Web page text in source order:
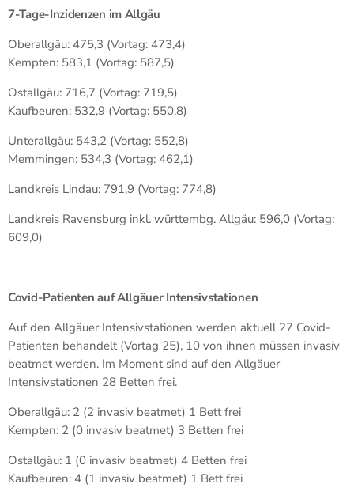
7-Tage-Inzidenzen im Allgäu
Oberallgäu: 475,3 (Vortag: 473,4)
Kempten: 583,1 (Vortag: 587,5)
Ostallgäu: 716,7 (Vortag: 719,5)
Kaufbeuren: 532,9 (Vortag: 550,8)
Unterallgäu: 543,2 (Vortag: 552,8)
Memmingen: 534,3 (Vortag: 462,1)
Landkreis Lindau: 791,9 (Vortag: 774,8)
Landkreis Ravensburg inkl. württembg. Allgäu: 596,0 (Vortag:
609,0)
Covid-Patienten auf Allgäuer Intensivstationen
Auf den Allgäuer Intensivstationen werden aktuell 27 Covid-
Patienten behandelt (Vortag 25), 10 von ihnen müssen invasiv
beatmet werden. Im Moment sind auf den Allgäuer
Intensivstationen 28 Betten frei.
Oberallgäu: 2 (2 invasiv beatmet) 1 Bett frei
Kempten: 2 (0 invasiv beatmet) 3 Betten frei
Ostallgäu: 1 (0 invasiv beatmet) 4 Betten frei
Kaufbeuren: 4 (1 invasiv beatmet) 1 Bett frei